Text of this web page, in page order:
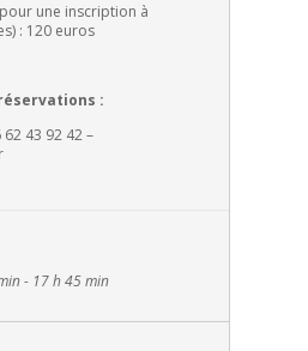
une inscription à
: 120 euros
:
62 43 92 42 –
- 17 h 45 min